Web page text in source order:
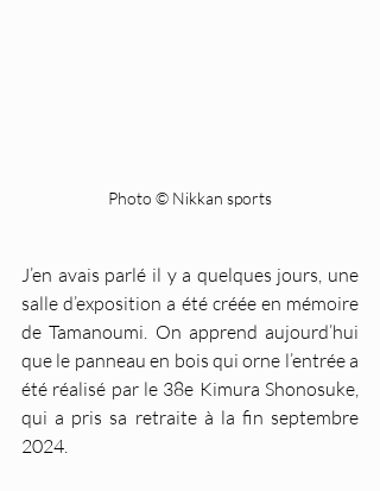
Photo © Nikkan sports
J’en avais parlé il y a quelques jours, une
salle d’exposition a été créée en mémoire
de Tamanoumi. On apprend aujourd’hui
que le panneau en bois qui orne l’entrée a
été réalisé par le 38e Kimura Shonosuke,
qui a pris sa retraite à la fin septembre
2024.